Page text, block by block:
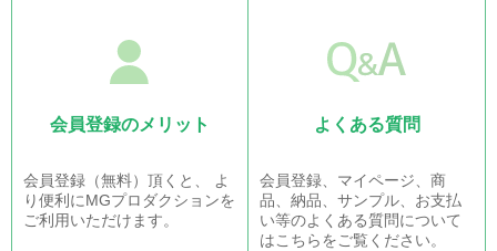
会員登録のメリット
会員登録（無料）頂くと、 よ
り便利にMGプロダクションを
ご利用いただけます。
よくある質問
会員登録、マイページ、商
品、納品、サンプル、お支払
い等のよくある質問について
はこちらをご覧ください。